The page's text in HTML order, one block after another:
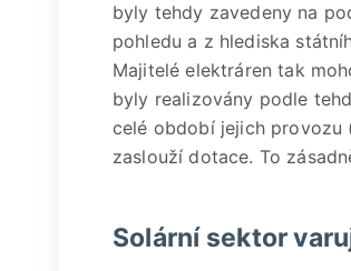
byly tehdy zavedeny na
pohledu a z hlediska
Majitelé elektráren tak
byly realizovány podle
celé období jejich provozu
zaslouží dotace. To
Solární sektor